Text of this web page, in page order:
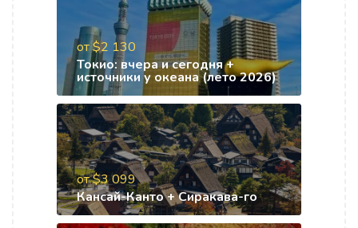
от $2 130
Токио: вчера и сегодня +
источники у океана (лето 2026)
от $3 099
Кансай-Канто + Сиракава-го